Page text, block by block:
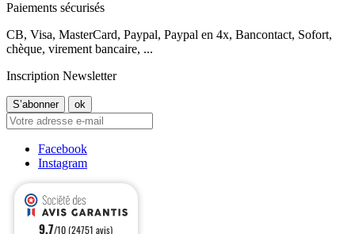
Paiements sécurisés
CB, Visa, MasterCard, Paypal, Paypal en 4x, Bancontact, Sofort,
chèque, virement bancaire, ...
Inscription Newsletter
Facebook
Instagram
9.7/10 (24751 avis)